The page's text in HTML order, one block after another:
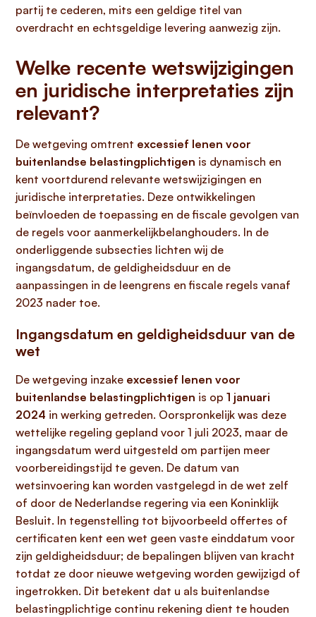
partij te cederen, mits een geldige titel van
overdracht en echtsgeldige levering aanwezig zijn.
Welke recente wetswijzigingen
en juridische interpretaties zijn
relevant?
De wetgeving omtrent excessief lenen voor
buitenlandse belastingplichtigen is dynamisch en
kent voortdurend relevante wetswijzigingen en
juridische interpretaties. Deze ontwikkelingen
beïnvloeden de toepassing en de fiscale gevolgen van
de regels voor aanmerkelijkbelanghouders. In de
onderliggende subsecties lichten wij de
ingangsdatum, de geldigheidsduur en de
aanpassingen in de leengrens en fiscale regels vanaf
2023 nader toe.
Ingangsdatum en geldigheidsduur van de
wet
De wetgeving inzake excessief lenen voor
buitenlandse belastingplichtigen is op 1 januari
2024 in werking getreden. Oorspronkelijk was deze
wettelijke regeling gepland voor 1 juli 2023, maar de
ingangsdatum werd uitgesteld om partijen meer
voorbereidingstijd te geven. De datum van
wetsinvoering kan worden vastgelegd in de wet zelf
of door de Nederlandse regering via een Koninklijk
Besluit. In tegenstelling tot bijvoorbeeld offertes of
certificaten kent een wet geen vaste einddatum voor
zijn geldigheidsduur; de bepalingen blijven van kracht
totdat ze door nieuwe wetgeving worden gewijzigd of
ingetrokken. Dit betekent dat u als buitenlandse
belastingplichtige continu rekening dient te houden